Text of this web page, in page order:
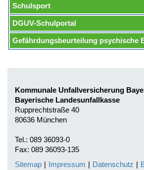
Schulsport
DGUV-Schulportal
Gefährdungsbeurteilung psychische
Kommunale Unfallversicherung
Bayerische Landesunfallkasse
Rupprechtstraße 40
80636 München
Tel.: 089 36093-0
Fax: 089 36093-135
Sitemap | Impressum | Datenschutz |